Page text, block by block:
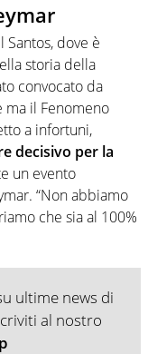
dove è
storia della
convocato da
il Fenomeno
a infortuni,
decisivo per la
un evento
“Non abbiamo
che sia al 100%
ultime news di
al nostro